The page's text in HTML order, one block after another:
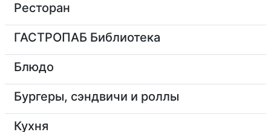
Ресторан
ГАСТРОПАБ Библиотека
Блюдо
Бургеры, сэндвичи и роллы
Кухня